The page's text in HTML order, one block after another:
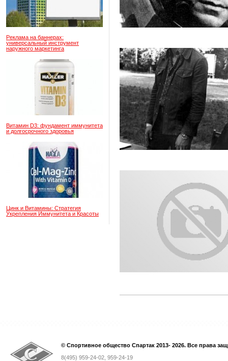
Реклама на баннерах:
универсальный инструмент
наружного маркетинга
Витамин D3: фундамент иммунитета
и долгосрочного здоровья
Цинк и Витамины: Стратегия
Укрепления Иммунитета и Красоты
© Спортивное общество Спартак 2013- 2026. Все права
8(495) 959-24-02, 959-24-19